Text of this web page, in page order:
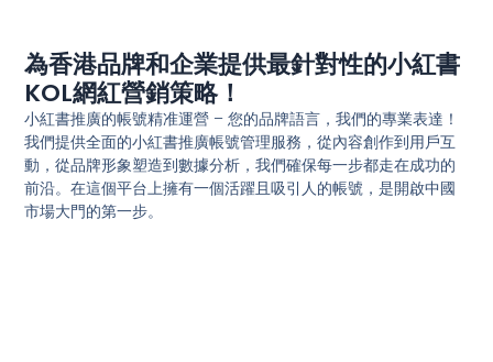
為香港品牌和企業提供最針對性的小紅書
KOL網紅營銷策略！
小紅書推廣的帳號精准運營 – 您的品牌語言，我們的專業表達！
我們提供全面的小紅書推廣帳號管理服務，從內容創作到用戶互
動，從品牌形象塑造到數據分析，我們確保每一步都走在成功的
前沿。在這個平台上擁有一個活躍且吸引人的帳號，是開啟中國
市場大門的第一步。